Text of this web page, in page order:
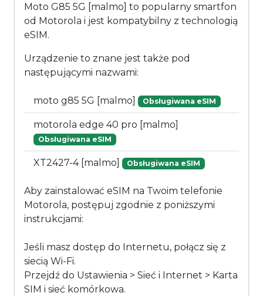
Moto G85 5G [malmo] to popularny smartfon
od Motorola i jest kompatybilny z technologią
eSIM.
Urządzenie to znane jest także pod
następującymi nazwami:
moto g85 5G [malmo] Obsługiwana eSIM
motorola edge 40 pro [malmo]
Obsługiwana eSIM
XT2427-4 [malmo] Obsługiwana eSIM
Aby zainstalować eSIM na Twoim telefonie
Motorola, postępuj zgodnie z poniższymi
instrukcjami:
Jeśli masz dostęp do Internetu, połącz się z
siecią Wi-Fi.
Przejdź do Ustawienia > Sieć i Internet > Karta
SIM i sieć komórkowa.